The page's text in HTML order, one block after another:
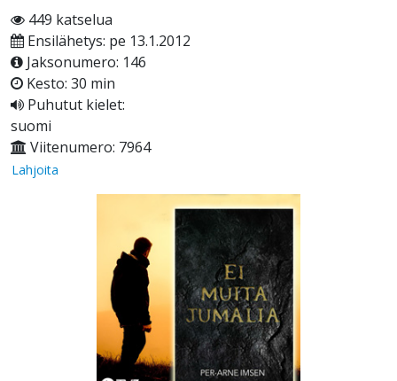
449 katselua
Ensilähetys: pe 13.1.2012
Jaksonumero: 146
Kesto: 30 min
Puhutut kielet:
suomi
Viitenumero: 7964
Lahjoita